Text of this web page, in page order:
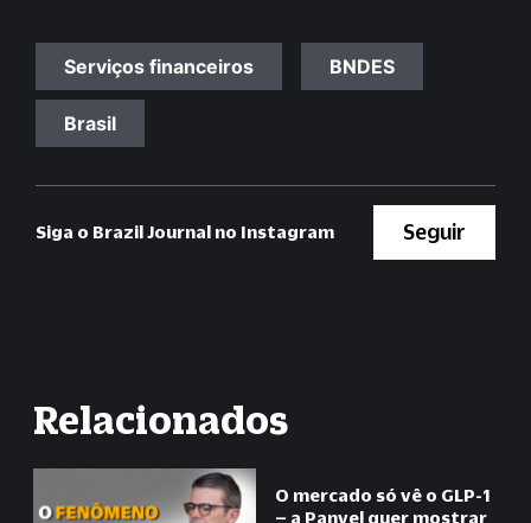
Serviços financeiros BNDES
Brasil
Siga o Brazil Journal no Instagram Seguir
Relacionados
O mercado só vê o GLP-1
– a Panvel quer mostrar